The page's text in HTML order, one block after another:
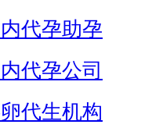
代孕助孕
代孕公司
代生机构